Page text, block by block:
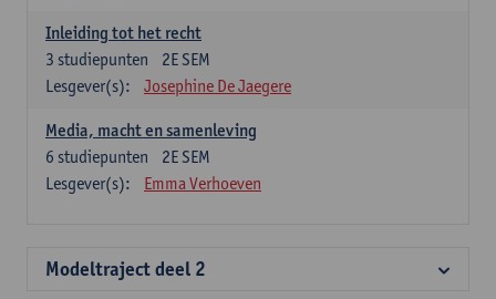
Inleiding tot het recht
2E SEM
3 studiepunten
Lesgever(s):
Josephine De Jaegere
Media, macht en samenleving
2E SEM
6 studiepunten
Lesgever(s):
Emma Verhoeven
Modeltraject deel 2